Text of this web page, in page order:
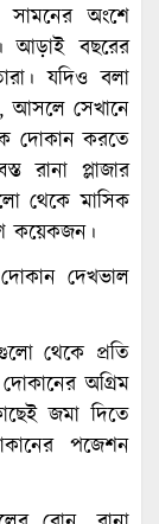
সামনের অংশে
আড়াই বছরের
যদিও বলা
আসলে সেখানে
দোকান করতে
রানা প্লাজার
থেকে মাসিক
কয়েকজন।
দেখভাল
থেকে প্রতি
অগ্রিম
জমা দিতে
পজেশন